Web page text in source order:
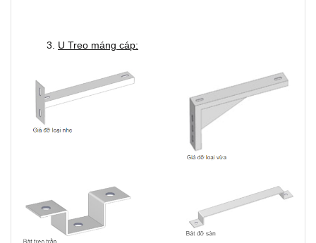
3. U Treo máng cáp: